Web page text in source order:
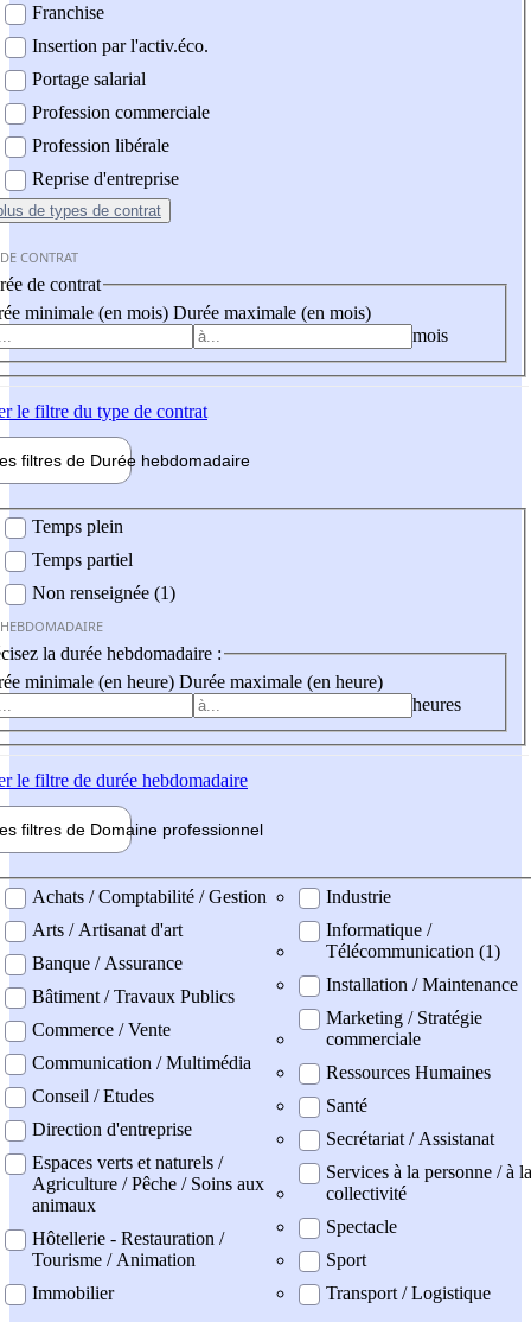
Franchise
Insertion par l'activ.éco.
Portage salarial
Profession commerciale
Profession libérale
Reprise d'entreprise
de types de contrat
CONTRAT
de contrat
minimale (en mois) Durée maximale (en mois)
mois
le filtre du type de contrat
filtres de Durée hebdomadaire
Temps plein
Temps partiel
Non renseignée (1)
la durée hebdomadaire :
minimale (en heure) Durée maximale (en heure)
heures
le filtre de durée hebdomadaire
filtres de Domaine professionnel
professionel
Achats / Comptabilité / Gestion
Arts / Artisanat d'art
Banque / Assurance
Bâtiment / Travaux Publics
Commerce / Vente
Communication / Multimédia
Conseil / Etudes
Direction d'entreprise
Espaces verts et naturels /
Agriculture / Pêche / Soins aux
animaux
Hôtellerie - Restauration /
Tourisme / Animation
Immobilier
Industrie
Informatique /
Télécommunication (1)
Installation / Maintenance
Marketing / Stratégie
commerciale
Ressources Humaines
Santé
Secrétariat / Assistanat
Services à la personne / à la
collectivité
Spectacle
Sport
Transport / Logistique